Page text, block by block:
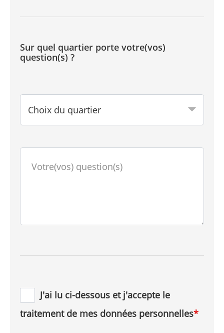
Sur quel quartier porte votre(vos)
question(s) ?
Choix du quartier
J'ai lu ci-dessous et j'accepte le
traitement de mes données personnelles*